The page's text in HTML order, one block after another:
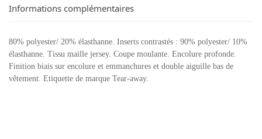
Informations complémentaires
80% polyester/ 20% élasthanne. Inserts contrastés : 90% polyester/ 10%
élasthanne. Tissu maille jersey. Coupe moulante. Encolure profonde.
Finition biais sur encolure et emmanchures et double aiguille bas de
vêtement. Etiquette de marque Tear-away.